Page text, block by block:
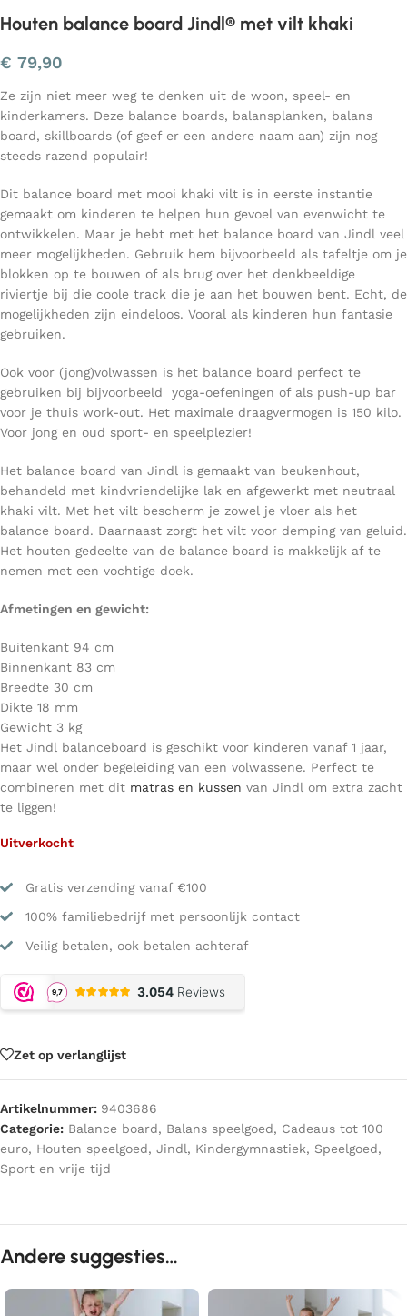
Houten balance board Jindl® met vilt khaki
€ 79,90
Ze zijn niet meer weg te denken uit de woon, speel- en
kinderkamers. Deze balance boards, balansplanken, balans
board, skillboards (of geef er een andere naam aan) zijn nog
steeds razend populair!
Dit balance board met mooi khaki vilt is in eerste instantie
gemaakt om kinderen te helpen hun gevoel van evenwicht te
ontwikkelen. Maar je hebt met het balance board van Jindl veel
meer mogelijkheden. Gebruik hem bijvoorbeeld als tafeltje om je
blokken op te bouwen of als brug over het denkbeeldige
riviertje bij die coole track die je aan het bouwen bent. Echt, de
mogelijkheden zijn eindeloos. Vooral als kinderen hun fantasie
gebruiken.
Ook voor (jong)volwassen is het balance board perfect te
gebruiken bij bijvoorbeeld yoga-oefeningen of als push-up bar
voor je thuis work-out. Het maximale draagvermogen is 150 kilo.
Voor jong en oud sport- en speelplezier!
Het balance board van Jindl is gemaakt van beukenhout,
behandeld met kindvriendelijke lak en afgewerkt met neutraal
khaki vilt. Met het vilt bescherm je zowel je vloer als het
balance board. Daarnaast zorgt het vilt voor demping van geluid.
Het houten gedeelte van de balance board is makkelijk af te
nemen met een vochtige doek.
Afmetingen en gewicht:
Buitenkant 94 cm
Binnenkant 83 cm
Breedte 30 cm
Dikte 18 mm
Gewicht 3 kg
Het Jindl balanceboard is geschikt voor kinderen vanaf 1 jaar,
maar wel onder begeleiding van een volwassene. Perfect te
combineren met dit matras en kussen van Jindl om extra zacht
te liggen!
Uitverkocht
Gratis verzending vanaf €100
100% familiebedrijf met persoonlijk contact
Veilig betalen, ook betalen achteraf
Zet op verlanglijst
Artikelnummer: 9403686
Categorie: Balance board, Balans speelgoed, Cadeaus tot 100
euro, Houten speelgoed, Jindl, Kindergymnastiek, Speelgoed,
Sport en vrije tijd
Andere suggesties…